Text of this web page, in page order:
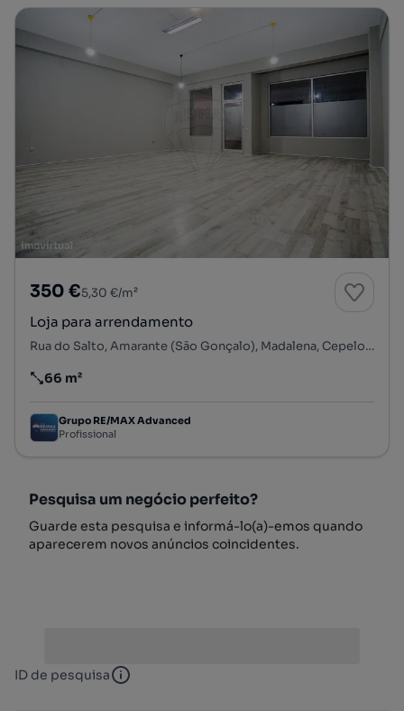
350 €5,30 €/m²
Loja para arrendamento
Rua do Salto, Amarante (São Gonçalo), Madalena, Cepelos e Gatão, Amarante, Porto
Preço por metro quadrado
66 m²
Grupo RE/MAX Advanced
Profissional
Pesquisa um negócio perfeito?
Guarde esta pesquisa e informá-lo(a)-emos quando
aparecerem novos anúncios coincidentes.
ID de pesquisa ID de pesquisa